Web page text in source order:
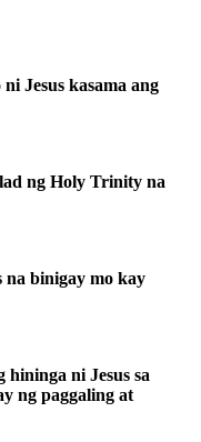
Jesus kasama ang
ng Holy Trinity na
na binigay mo kay
ni Jesus sa
ng paggaling at